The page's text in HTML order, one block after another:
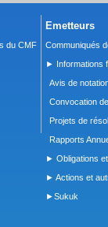
du CMF
Emetteurs
Communiqués
► Informations
Avis de
Convocation
Projets de
Rapports
► Obligations
► Actions et
►Sukuk